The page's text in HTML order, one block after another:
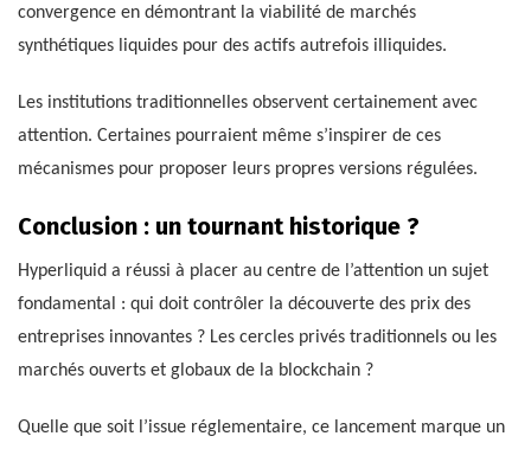
convergence en démontrant la viabilité de marchés
synthétiques liquides pour des actifs autrefois illiquides.
Les institutions traditionnelles observent certainement avec
attention. Certaines pourraient même s’inspirer de ces
mécanismes pour proposer leurs propres versions régulées.
Conclusion : un tournant historique ?
Hyperliquid a réussi à placer au centre de l’attention un sujet
fondamental : qui doit contrôler la découverte des prix des
entreprises innovantes ? Les cercles privés traditionnels ou les
marchés ouverts et globaux de la blockchain ?
Quelle que soit l’issue réglementaire, ce lancement marque un